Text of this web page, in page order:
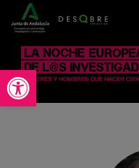
Abrir barra de herramientas